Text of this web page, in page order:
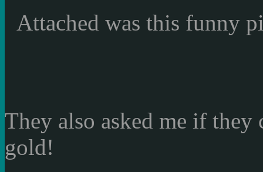
Attached was this funny
They also asked me if they
gold!